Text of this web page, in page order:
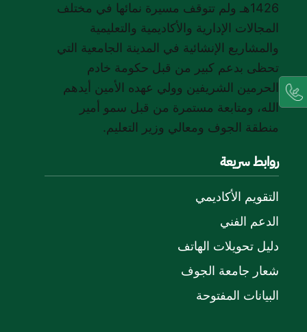
1426هـ ولم تتوقف مسيرة نمائها في مختلف
المجالات الإدارية والأكاديمية والتعليمية
والمشاريع الإنشائية في المدينة الجامعية التي
تحظى بدعم كبير من قبل حكومة خادم
الحرمين الشريفين وولي عهده الأمين أيدهم
الله، ومتابعة مستمرة من قبل سمو أمير
منطقة الجوف ومعالي وزير التعليم.
روابط سريعة
التقويم الأكاديمي
الدعم الفني
دليل تحويلات الهاتف
شعار جامعة الجوف
البيانات المفتوحة